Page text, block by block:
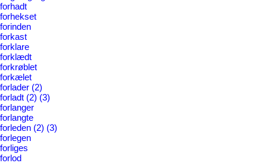
forhadt
forhekset
forinden
forkast
forklare
forklædt
forkrøblet
forkælet
forlader (2)
forladt (2) (3)
forlanger
forlangte
forleden (2) (3)
forlegen
forliges
forlod